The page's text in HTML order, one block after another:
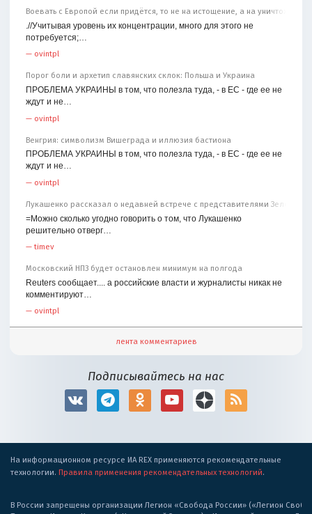
Воевать с Европой если придётся, то не на истощение, а на уничтожение
.//Учитывая уровень их концентрации, много для этого не
потребуется;…
— ovintpl
Порог боли и архетип славянских склок: Польша и Украина
ПРОБЛЕМА УКРАИНЫ в том, что полезла туда, - в ЕС - где ее не
ждут и не…
— ovintpl
Венгрия: символизм Вишеграда и иллюзия бастиона
ПРОБЛЕМА УКРАИНЫ в том, что полезла туда, - в ЕС - где ее не
ждут и не…
— ovintpl
Лукашенко рассказал о недавней встрече с представителями
=Можно сколько угодно говорить о том, что Лукашенко
решительно отверг…
—timev
Московский НПЗ будет остановлен минимум на полгода
Reuters сообщает.... а российские власти и журналисты никак не
комментируют…
— ovintpl
лента комментариев
Подписывайтесь на нас
На информационном ресурсе ИА REX применяются рекомендательные
технологии. Правила применения рекомендательных технологий.
В России запрещены организации Легион «Свобода России» («Легион